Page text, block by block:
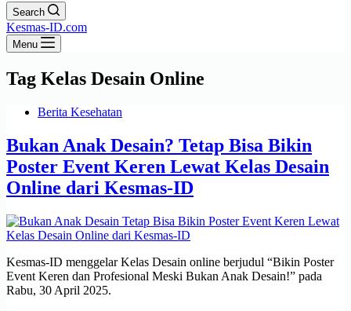
Search
Kesmas-ID.com
Menu
Tag Kelas Desain Online
Berita Kesehatan
Bukan Anak Desain? Tetap Bisa Bikin
Poster Event Keren Lewat Kelas Desain
Online dari Kesmas-ID
Kesmas-ID menggelar Kelas Desain online berjudul “Bikin Poster
Event Keren dan Profesional Meski Bukan Anak Desain!” pada
Rabu, 30 April 2025.